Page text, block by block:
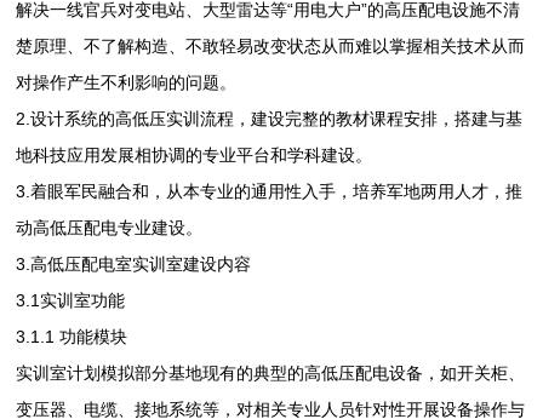
解决一线官兵对变电站、大型雷达等“用电大户”的高压配电设施不清
楚原理、不了解构造、不敢轻易改变状态从而难以掌握相关技术从而
对操作产生不利影响的问题。
2.设计系统的高低压实训流程，建设完整的教材课程安排，搭建与基
地科技应用发展相协调的专业平台和学科建设。
3.着眼军民融合和，从本专业的通用性入手，培养军地两用人才，推
动高低压配电专业建设。
3.高低压配电室实训室建设内容
3.1实训室功能
3.1.1 功能模块
实训室计划模拟部分基地现有的典型的高低压配电设备，如开关柜、
变压器、电缆、接地系统等，对相关专业人员针对性开展设备操作与